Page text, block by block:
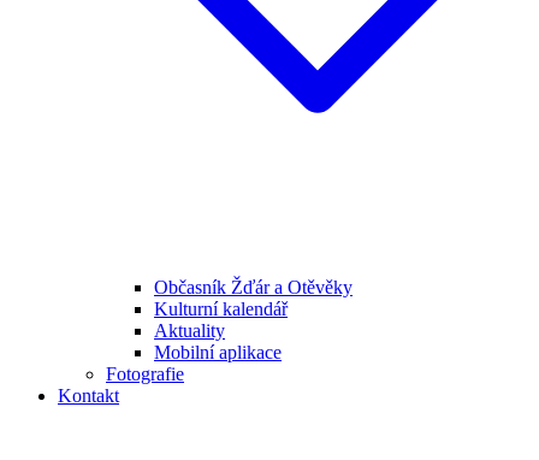
Občasník Žďár a Otěvěky
Kulturní kalendář
Aktuality
Mobilní aplikace
Fotografie
Kontakt